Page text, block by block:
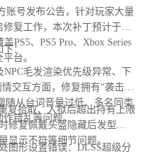
号发布公告，针对玩家大量
复工作，本次补丁预计于下
PS5、PS5 Pro、Xbox Series
台。
：
毛发渲染优先级异常、下
交互方面，修复拥有“袭击对
随从台词音量过低、多名同类
作错乱等问题。
拾取、入狱后超出持有上限
修复佩戴头盔隐藏后发型异
显示不符等细节问题。
形设置错误：DLSS超级分